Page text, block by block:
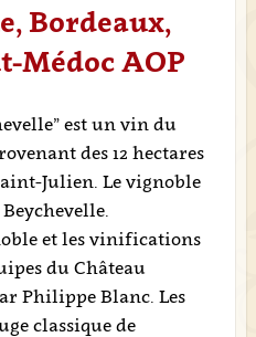
Bordeaux,
Médoc AOP
est un vin du
des 12 hectares
Julien. Le vignoble
et les vinifications
du Château
Philippe Blanc. Les
classique de